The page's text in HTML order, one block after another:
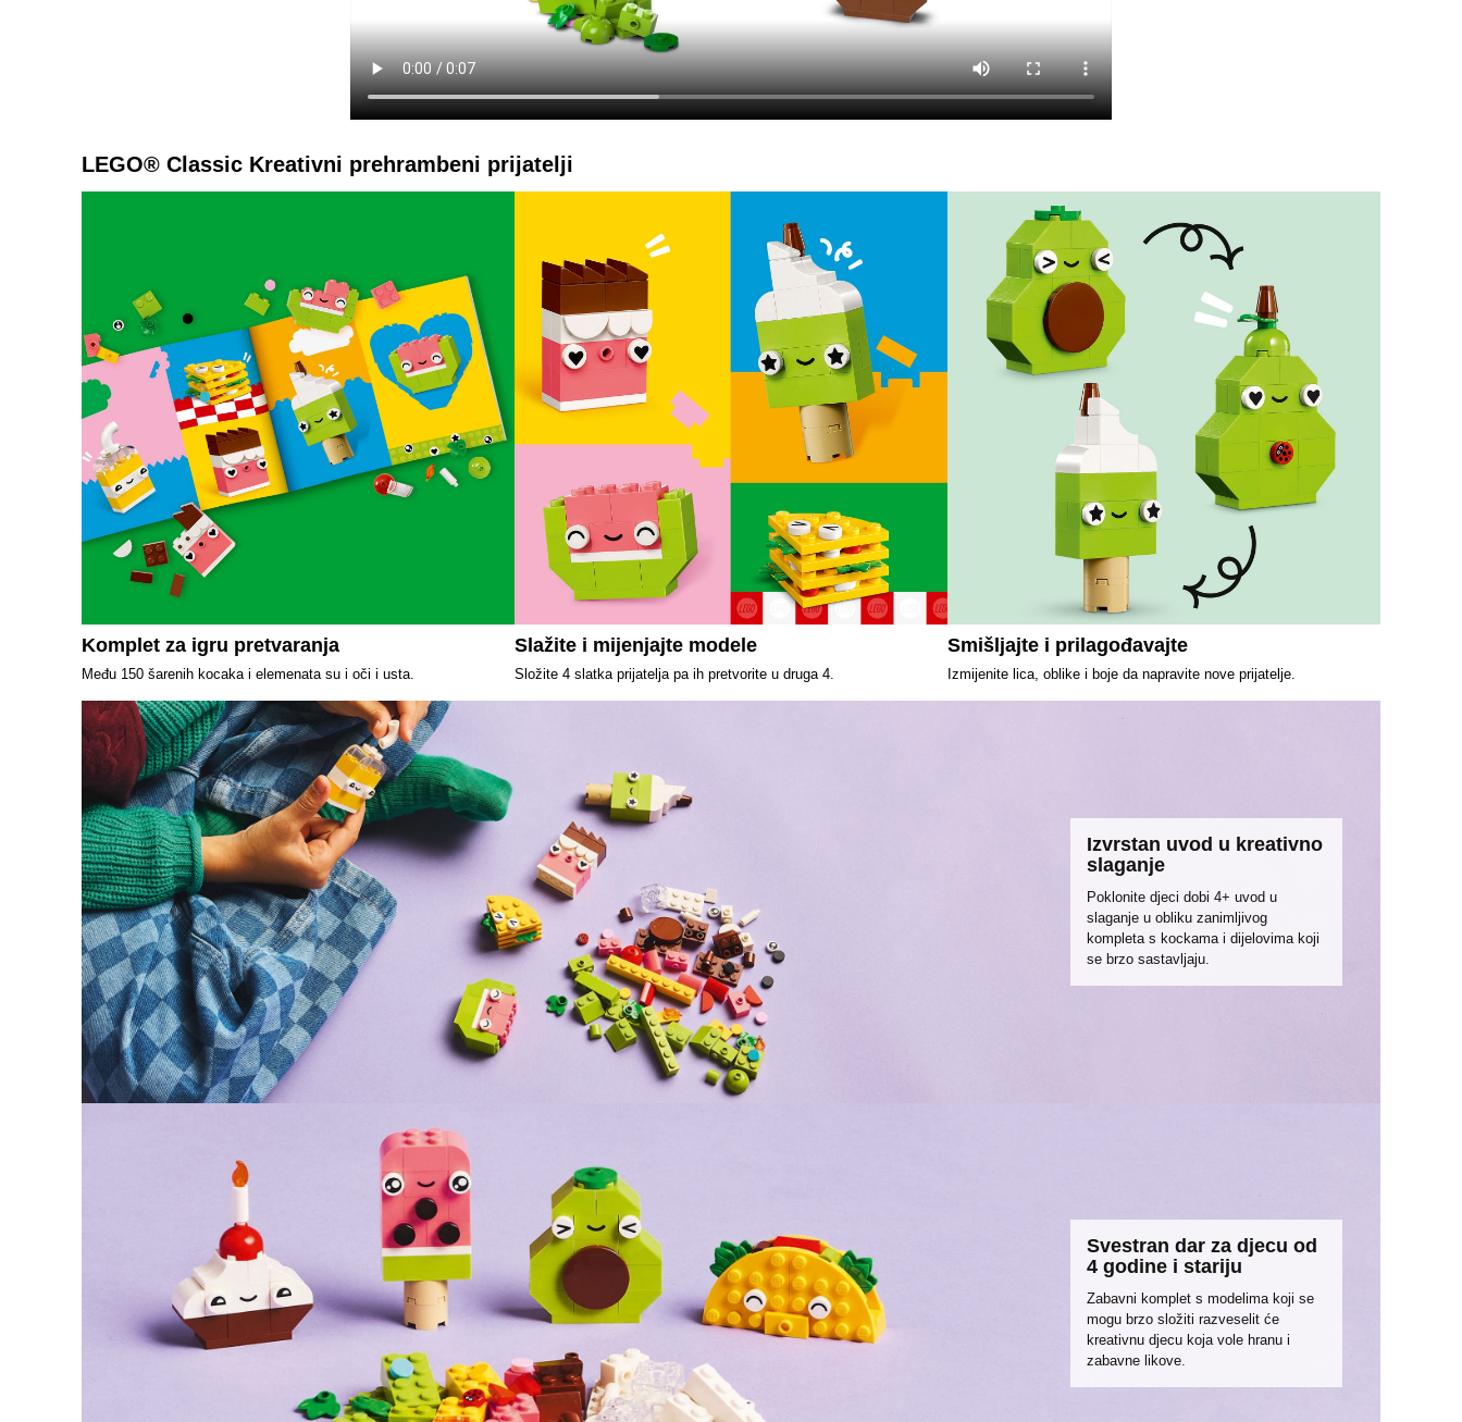
LEGO® Classic Kreativni prehrambeni prijatelji
Komplet za igru pretvaranja
Među 150 šarenih kocaka i elemenata su i oči i usta.
Slažite i mijenjajte modele
Složite 4 slatka prijatelja pa ih pretvorite u druga 4.
Smišljajte i prilagođavajte
Izmijenite lica, oblike i boje da napravite nove prijatelje.
Izvrstan uvod u kreativno
slaganje
Poklonite djeci dobi 4+ uvod u
slaganje u obliku zanimljivog
kompleta s kockama i dijelovima koji
se brzo sastavljaju.
Svestran dar za djecu od
4 godine i stariju
Zabavni komplet s modelima koji se
mogu brzo složiti razveselit će
kreativnu djecu koja vole hranu i
zabavne likove.